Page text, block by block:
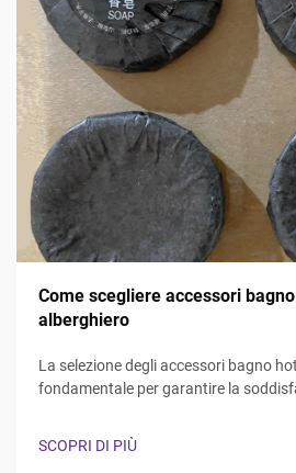
Come scegliere accessori
alberghiero
La selezione degli accessori bagno
fondamentale per garantire la
hotel e i professionisti degli
SCOPRI DI PIÙ